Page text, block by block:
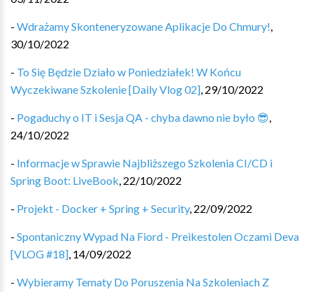
- Wdrażamy Skonteneryzowane Aplikacje Do Chmury!,
30/10/2022
- To Się Będzie Działo w Poniedziałek! W Końcu
Wyczekiwane Szkolenie [Daily Vlog 02], 29/10/2022
- Pogaduchy o IT i Sesja QA - chyba dawno nie było 😎,
24/10/2022
- Informacje w Sprawie Najbliższego Szkolenia CI/CD i
Spring Boot: LiveBook, 22/10/2022
- Projekt - Docker + Spring + Security, 22/09/2022
- Spontaniczny Wypad Na Fiord - Preikestolen Oczami Deva
[VLOG #18], 14/09/2022
- Wybieramy Tematy Do Poruszenia Na Szkoleniach Z